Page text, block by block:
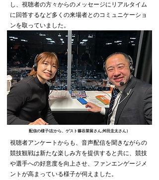
し、視聴者の方々からのメッセージにリアルタイム
に回答するなど多くの来場者とのコミュニケーショ
ンを取っていました。
配信の様子(左から、ゲスト篠谷菜留さん,舛田圭太さん）
視聴者アンケートからも、音声配信を聞きながらの
競技観戦は新たな楽しみ方を提供すると共に、競技
や選手への好意度を向上させ、ファンエンゲージメ
ントが高まっている様子が伺えました。